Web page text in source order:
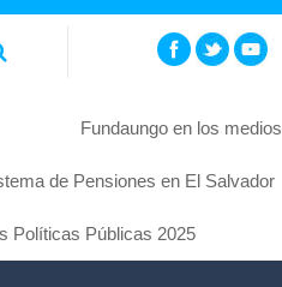
Fundaungo en los medios
de Pensiones en El Salvador
Políticas Públicas 2025